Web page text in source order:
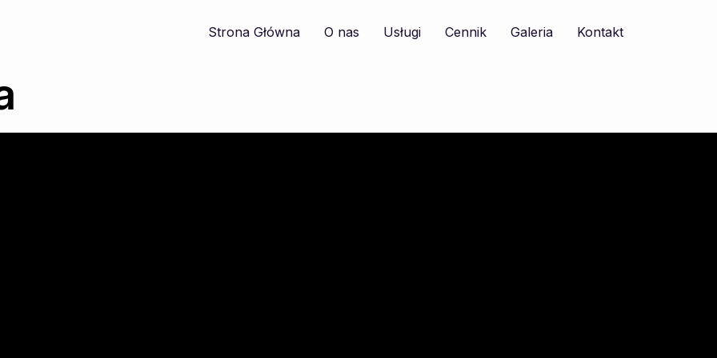
Strona Główna O nas Usługi Cennik Galeria Kontakt